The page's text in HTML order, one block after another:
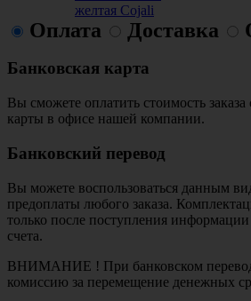
желтая Cojali
Оплата Доставка
Банковская карта
Вы сможете оплатить стоимость
карты в офисе нашей компании.
Банковский перевод
Вы можете воспользоваться данным
предоплаты любого заказа.
только после поступления
счета.
ВНИМАНИЕ ! При банковском
комиссию за перемещение денежных